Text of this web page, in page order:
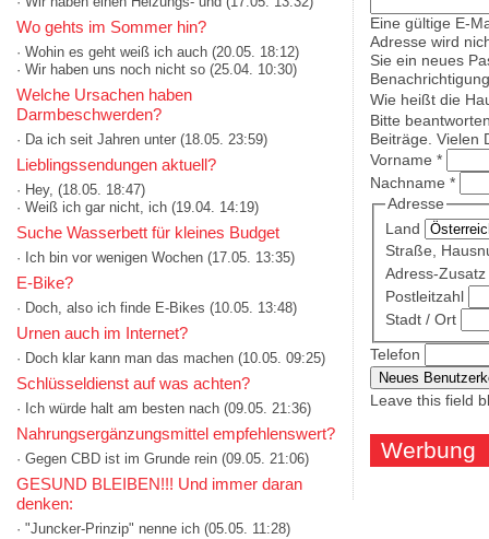
Wo gehts im Sommer hin?
· Wohin es geht weiß ich auch (20.05. 18:12)
· Wir haben uns noch nicht so (25.04. 10:30)
Welche Ursachen haben
Darmbeschwerden?
· Da ich seit Jahren unter (18.05. 23:59)
Lieblingssendungen aktuell?
· Hey, (18.05. 18:47)
· Weiß ich gar nicht, ich (19.04. 14:19)
Suche Wasserbett für kleines Budget
· Ich bin vor wenigen Wochen (17.05. 13:35)
E-Bike?
· Doch, also ich finde E-Bikes (10.05. 13:48)
Urnen auch im Internet?
· Doch klar kann man das machen (10.05. 09:25)
Schlüsseldienst auf was achten?
· Ich würde halt am besten nach (09.05. 21:36)
Nahrungsergänzungsmittel empfehlenswert?
· Gegen CBD ist im Grunde rein (09.05. 21:06)
GESUND BLEIBEN!!! Und immer daran
denken:
· "Juncker-Prinzip" nenne ich (05.05. 11:28)
Eine gültige E-
Adresse wird
Sie ein neues
Wie heißt die
Bitte
Beiträge. Vielen
Vorname *
Nachname *
Adresse
Land
Straße,
Adress-
Postleitzahl
Stadt / Ort
Telefon
Leave this field
Werbung